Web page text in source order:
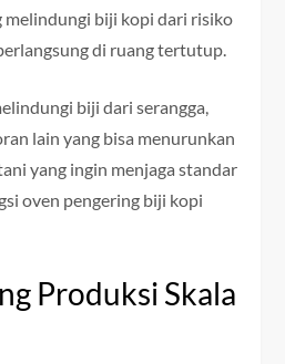
melindungi biji kopi dari risiko
di ruang tertutup.
biji dari serangga,
lain yang bisa menurunkan
yang ingin menjaga standar
oven pengering biji kopi
Produksi Skala